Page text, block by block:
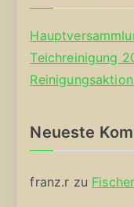
Teichreinigung
Neueste
franz.r zu